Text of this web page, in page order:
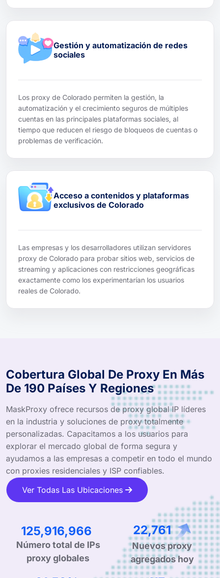
Gestión y automatización de redes
sociales
Los proxy de Colorado permiten la gestión, la
automatización y el crecimiento seguros de múltiples
cuentas en las principales plataformas sociales, al
tiempo que reducen el riesgo de bloqueos de cuentas o
problemas de verificación.
Acceso a contenidos y plataformas
exclusivos de Colorado
Las empresas y los desarrolladores utilizan servidores
proxy de Colorado para probar sitios web, servicios de
streaming y aplicaciones con restricciones geográficas
exactamente como los experimentarían los usuarios
reales de Colorado.
Cobertura Global De Proxy En Más
De 190 Países Y Regiones
MaskProxy ofrece recursos de proxy global IP líderes
en la industria y soluciones de proxy totalmente
personalizadas. Capacitamos a los usuarios para
explorar el mercado global de forma segura y
ayudamos a las empresas a competir en todo el mundo
con proxies residenciales y ISP confiables.
Ver Todas Las Ubicaciones
202,904,873
Número total de IPs
36,950
Nuevos proxy
agregados hoy